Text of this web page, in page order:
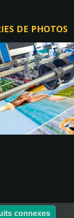
DE PHOTOS
connexes